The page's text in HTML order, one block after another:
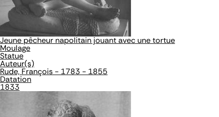
Jeune pêcheur napolitain jouant avec une tortue
Moulage
Statue
Auteur(s)
Rude, François - 1783 - 1855
Datation
1833